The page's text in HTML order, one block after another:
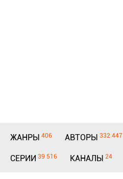
ЖАНРЫ 406 АВТОРЫ 332 447
СЕРИИ 39 516 КАНАЛЫ 24